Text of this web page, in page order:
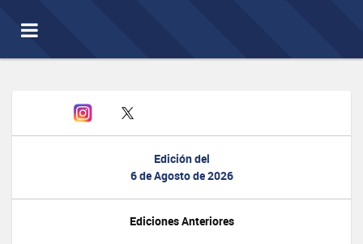
Toggle
navigation
Edición del
6 de Agosto de 2026
Ediciones Anteriores